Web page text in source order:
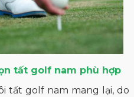
tất golf nam phù hợp
tất golf nam mang lại, do